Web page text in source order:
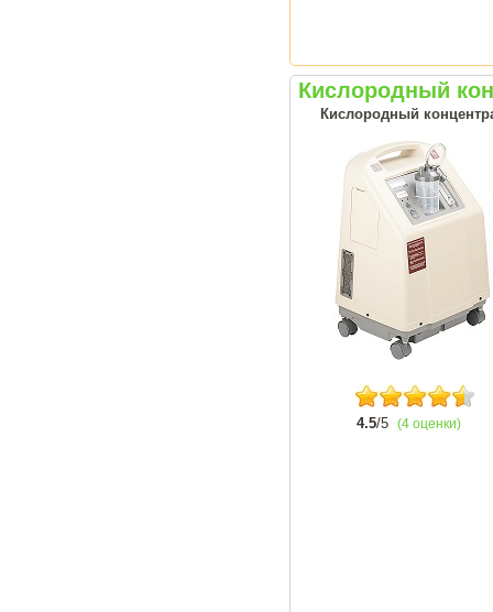
Кислородный
Кислородный
4.5/5 (4 оценки)